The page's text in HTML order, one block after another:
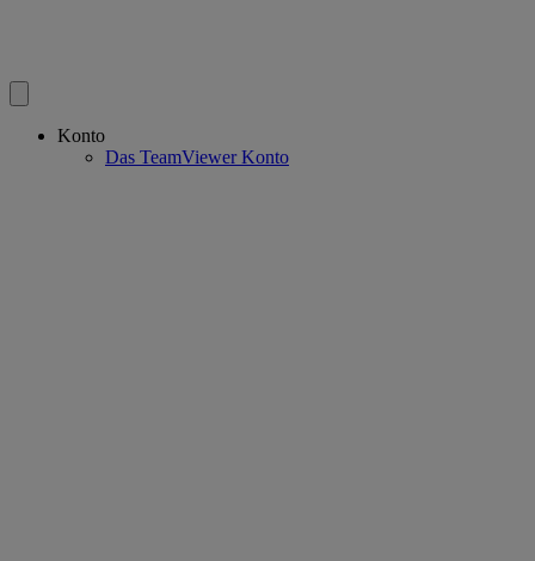
Konto
Das TeamViewer Konto